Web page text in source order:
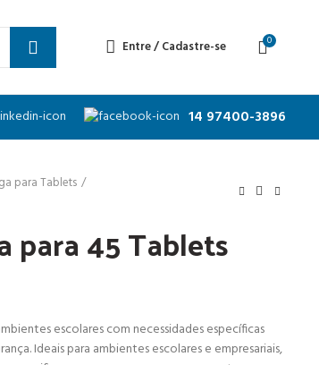
Entre / Cadastre-se 0
14 97400-3896
para Tablets
para 45 Tablets
escolares com necessidades específicas
Ideais para ambientes escolares e empresariais,